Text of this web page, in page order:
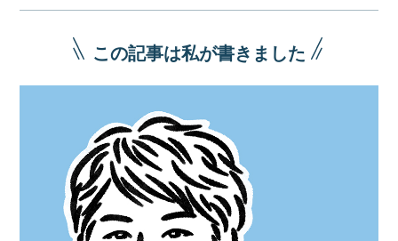
この記事は私が書きました